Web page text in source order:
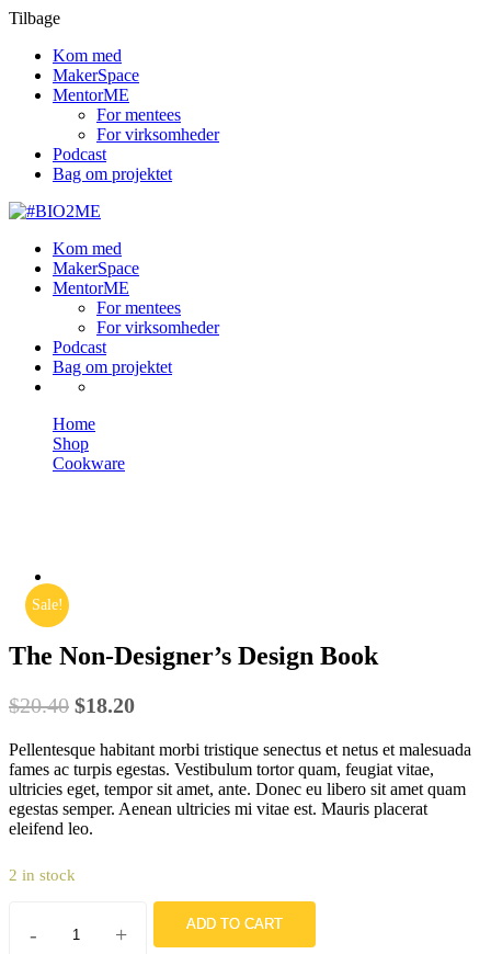
Tilbage
Kom med
MakerSpace
MentorME
For mentees
For virksomheder
Podcast
Bag om projektet
Kom med
MakerSpace
MentorME
For mentees
For virksomheder
Podcast
Bag om projektet
Home
Shop
Cookware
Sale!
The Non-Designer’s Design Book
$20.40 $18.20
Pellentesque habitant morbi tristique senectus et netus et malesuada
fames ac turpis egestas. Vestibulum tortor quam, feugiat vitae,
ultricies eget, tempor sit amet, ante. Donec eu libero sit amet quam
egestas semper. Aenean ultricies mi vitae est. Mauris placerat
eleifend leo.
2 in stock
-
The
+ ADD TO CART